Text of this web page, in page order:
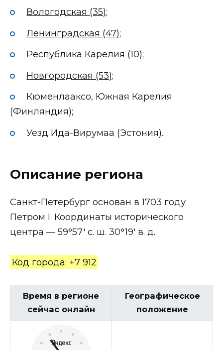
Вологодская (35);
Ленинградская (47);
Республика Карелия (10);
Новгородская (53);
Кюменлааксо, Южная Карелия
(Финляндия);
Уезд Ида-Вирумаа (Эстония).
Описание региона
Санкт-Петербург основан в 1703 году
Петром I. Координаты исторического
центра — 59°57′ с. ш. 30°19′ в. д.
Код города: +7 912
Время в регионе
сейчас онлайн
Географическое
положение